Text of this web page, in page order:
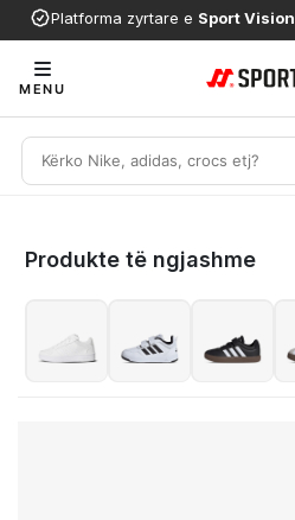
Platforma zyrtare e Sport Vision
MENU
Produkte të ngjashme